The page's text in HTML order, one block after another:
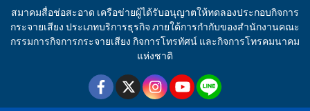
สมาคมสื่อช่อสะอาด เครือข่ายผู้ได้รับอนุญาตให้ทดลองประกอบกิจการ
กระจายเสียง ประเภทบริการธุรกิจ ภายใต้การกำกับของสำนักงานคณะ
กรรมการกิจการกระจายเสียง กิจการโทรทัศน์ และกิจการโทรคมนาคม
แห่งชาติ